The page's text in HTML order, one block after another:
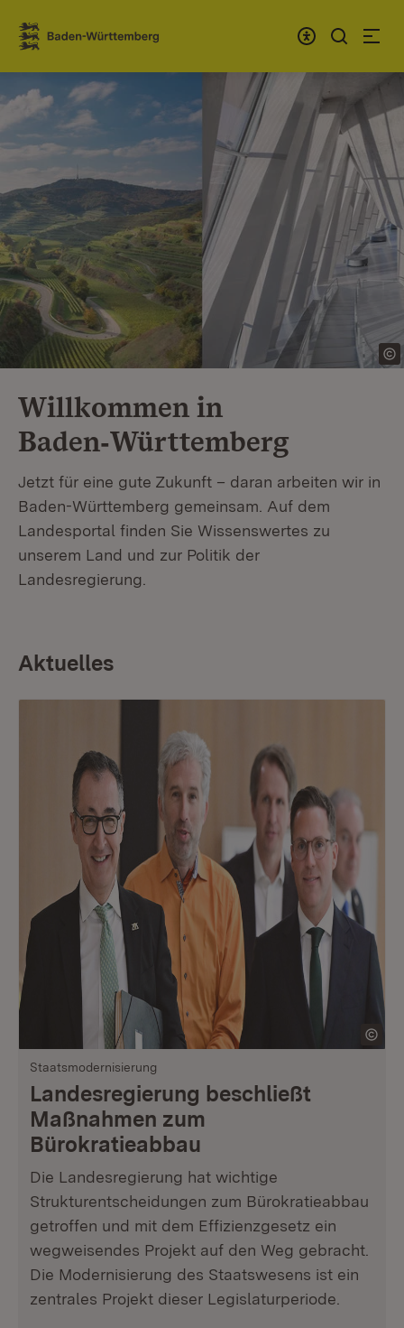
Zum Inhalt springen
Link zur Startseite
Willkommen in
Baden‑Württemberg
Jetzt für eine gute Zukunft – daran arbeiten wir in
Baden-Württemberg gemeinsam. Auf dem
Landesportal finden Sie Wissenswertes zu
unserem Land und zur Politik der
Landesregierung.
Aktuelles
Staatsmodernisierung
Landesregierung beschließt
Maßnahmen zum
Bürokratieabbau
Die Landesregierung hat wichtige
Strukturentscheidungen zum Bürokratieabbau
getroffen und mit dem Effizienzgesetz ein
wegweisendes Projekt auf den Weg gebracht.
Die Modernisierung des Staatswesens ist ein
zentrales Projekt dieser Legislaturperiode.